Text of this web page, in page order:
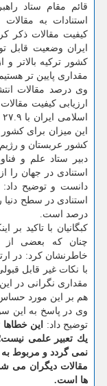
قائم مقام ستاد
استنادات به
كیفیت مقالات ذكر
ایران وضعیت قابل
كشور تركیه بالاتر
مقداری پایین تر هستیم.
ارزیابی كیفیت
كشور عربستان و رژیم
دبیر ستاد علم و
استنادی در جهان را
دانست و توضیح داد:
درصد است.
كبگانیان با تاكید بر
چنان كه بعضی از
خاطرنشان كرد: در
با نكات غیر قابل
مقداری نگرانی در
هم بر این مورد
وی در پاسخ به این
توضیح داد:
این
یك تعبیر علمی
نمی گردد و مربوط به
مقالات دیگران می
ها است.